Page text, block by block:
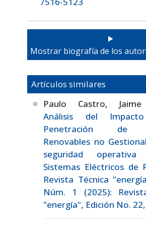
Mostrar biografía de los
Artículos similares
Paulo Castro, Jaime
Análisis del
Penetración de
Renovables no
seguridad
Sistemas Eléctricos de
Revista Técnica
Núm. 1 (2025):
"energía", Edición No. 22,